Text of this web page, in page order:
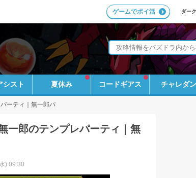
ダー
ゲームでポイ活
シスト 夏休み コードギアス チャレダン
ーティ｜無一郎パ
一郎のテンプレパーティ｜無
) 09:30